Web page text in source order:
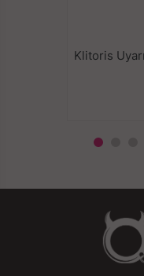
ve sessiz motorlu
anda klitorisi ve G
ortağa da daha
3'ü 1 arada çift seks
bir uyarım
vibratörünü